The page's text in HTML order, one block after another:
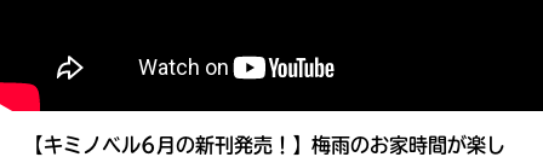
【キミノベル6月の新刊発売！】梅雨のお家時間が楽し